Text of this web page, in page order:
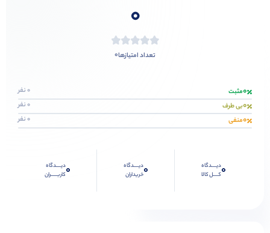
0
تعداد امتیازها0
0مثبت 0 نفر
0بی طرف 0 نفر
0منفی 0 نفر
0دیــــدگاه
کــــل کالا
0دیــــدگاه
خریداران
0دیــــدگاه
کاربـــــران